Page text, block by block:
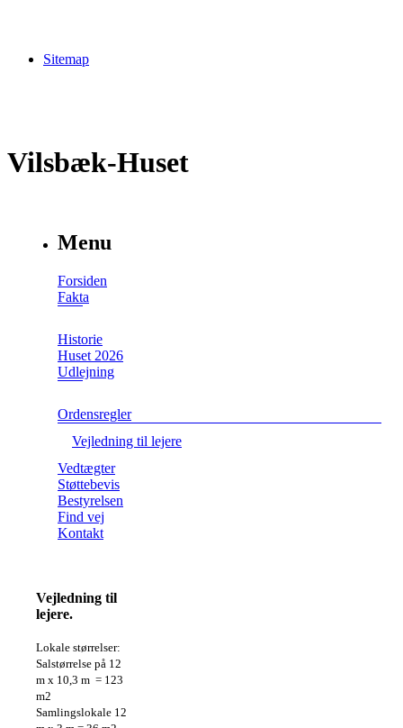
Sitemap
Vilsbæk-Huset
Menu
Forsiden
Fakta
Historie
Huset 2026
Udlejning
Ordensregler
Vejledning til lejere
Vedtægter
Støttebevis
Bestyrelsen
Find vej
Kontakt
Vejledning til
lejere.
Lokale størrelser:
Salstørrelse på 12
m x 10,3 m = 123
m2
Samlingslokale 12